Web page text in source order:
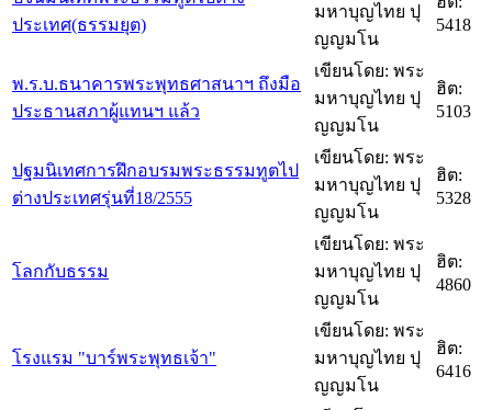
ประเทศ(ธรรมยุต)
มหาบุญไทย ปุ
ญญมโน
5418
พ.ร.บ.ธนาคารพระพุทธศาสนาฯ ถึงมือ
ประธานสภาผู้แทนฯ แล้ว
เขียนโดย: พระ
มหาบุญไทย ปุ
ญญมโน
ฮิต:
5103
ปฐมนิเทศการฝึกอบรมพระธรรมทูตไป
ต่างประเทศรุ่นที่18/2555
เขียนโดย: พระ
มหาบุญไทย ปุ
ญญมโน
ฮิต:
5328
โลกกับธรรม
เขียนโดย: พระ
มหาบุญไทย ปุ
ญญมโน
ฮิต:
4860
โรงแรม "บาร์พระพุทธเจ้า"
เขียนโดย: พระ
มหาบุญไทย ปุ
ญญมโน
ฮิต:
6416